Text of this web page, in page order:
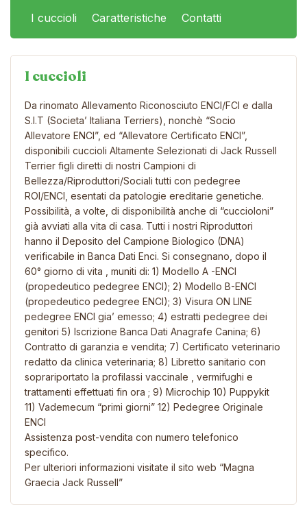
I cuccioli Caratteristiche Contatti
I cuccioli
Da rinomato Allevamento Riconosciuto ENCI/FCI e dalla
S.I.T (Societa’ Italiana Terriers), nonchè “Socio
Allevatore ENCI”, ed “Allevatore Certificato ENCI”,
disponibili cuccioli Altamente Selezionati di Jack Russell
Terrier figli diretti di nostri Campioni di
Bellezza/Riproduttori/Sociali tutti con pedegree
ROI/ENCI, esentati da patologie ereditarie genetiche.
Possibilità, a volte, di disponibilità anche di “cuccioloni”
già avviati alla vita di casa. Tutti i nostri Riproduttori
hanno il Deposito del Campione Biologico (DNA)
verificabile in Banca Dati Enci. Si consegnano, dopo il
60° giorno di vita , muniti di: 1) Modello A -ENCI
(propedeutico pedegree ENCI); 2) Modello B-ENCI
(propedeutico pedegree ENCI); 3) Visura ON LINE
pedegree ENCI gia’ emesso; 4) estratti pedegree dei
genitori 5) Iscrizione Banca Dati Anagrafe Canina; 6)
Contratto di garanzia e vendita; 7) Certificato veterinario
redatto da clinica veterinaria; 8) Libretto sanitario con
soprariportato la profilassi vaccinale , vermifughi e
trattamenti effettuati fin ora ; 9) Microchip 10) Puppykit
11) Vademecum “primi giorni” 12) Pedegree Originale
ENCI
Assistenza post-vendita con numero telefonico
specifico.
Per ulteriori informazioni visitate il sito web “Magna
Graecia Jack Russell”